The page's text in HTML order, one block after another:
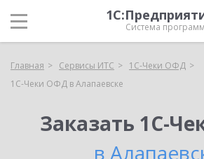
Система программ
Главная Сервисы ИТС
1С-Чеки ОФД
1С-Чеки ОФД в Алапаевске
Заказать 1С-
в